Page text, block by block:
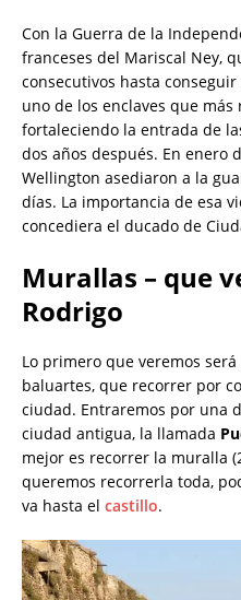
Con la Guerra de la
franceses del Mariscal Ney,
consecutivos hasta
uno de los enclaves que
fortaleciendo la entrada de
dos años después. En enero
Wellington asediaron a la
días. La importancia de esa
concediera el ducado de
Murallas – que
Rodrigo
Lo primero que veremos
baluartes, que recorrer por
ciudad. Entraremos por una
ciudad antigua, la llamada
mejor es recorrer la muralla
queremos recorrerla toda,
va hasta el castillo.